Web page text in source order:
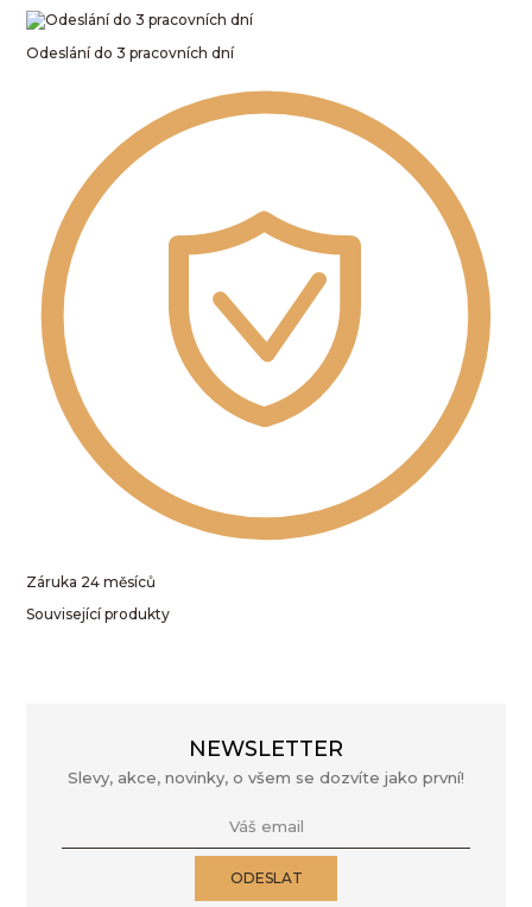
Odeslání do 3 pracovních dní
Záruka 24 měsíců
Související produkty
NEWSLETTER
Slevy, akce, novinky, o všem se dozvíte jako první!
Váš email
ODESLAT